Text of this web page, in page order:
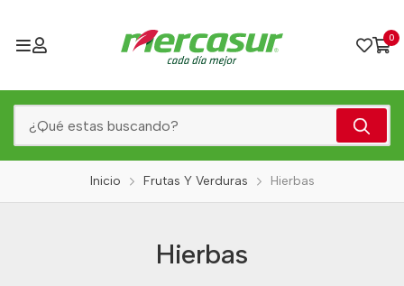
0
Inicio Frutas Y Verduras Hierbas
Hierbas